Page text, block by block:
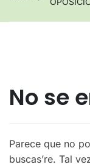
No se
Parece que no
buscas’re. Tal